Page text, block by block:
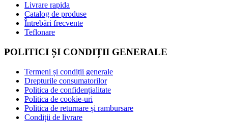
Livrare rapida
Catalog de produse
Întrebări frecvente
Teflonare
POLITICI ȘI CONDIȚII GENERALE
Termeni și condiții generale
Drepturile consumatorilor
Politica de confidențialitate
Politica de cookie-uri
Politica de returnare și rambursare
Condiții de livrare